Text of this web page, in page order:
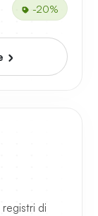
-20%
registri di